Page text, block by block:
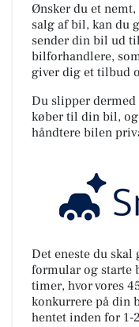
Ønsker du et
salg af bil, kan du
sender din bil ud
bilforhandlere,
giver dig et tilbud
Du slipper
køber til din bil,
håndtere bilen
Det eneste du skal
formular og starte
timer, hvor vores
konkurrere på din
hentet inden for 1-